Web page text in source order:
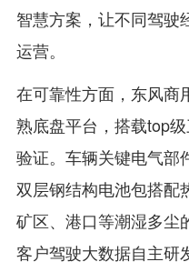
智慧方案，让不同驾驶
运营。
在可靠性方面，东风商
熟底盘平台，搭载top
验证。车辆关键电气部
双层钢结构电池包搭配
矿区、港口等潮湿多尘
客户驾驶大数据自主研